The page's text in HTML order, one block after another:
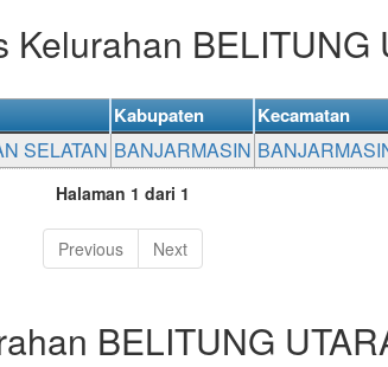
Kelurahan BELITUNG
Kabupaten Kecamatan
SELATAN BANJARMASIN
Halaman 1 dari 1
Previous Next
BELITUNG